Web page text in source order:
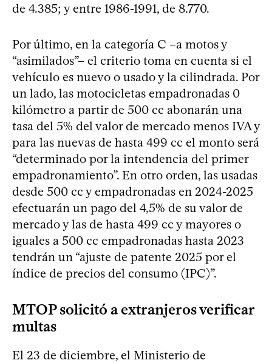
de 4.385; y entre 1986-1991, de 8.770.
Por último, en la categoría C –a motos y
“asimilados”– el criterio toma en cuenta si el
vehículo es nuevo o usado y la cilindrada. Por
un lado, las motocicletas empadronadas 0
kilómetro a partir de 500 cc abonarán una
tasa del 5% del valor de mercado menos IVA y
para las nuevas de hasta 499 cc el monto será
“determinado por la intendencia del primer
empadronamiento”. En otro orden, las usadas
desde 500 cc y empadronadas en 2024-2025
efectuarán un pago del 4,5% de su valor de
mercado y las de hasta 499 cc y mayores o
iguales a 500 cc empadronadas hasta 2023
tendrán un “ajuste de patente 2025 por el
índice de precios del consumo (IPC)”.
MTOP solicitó a extranjeros verificar
multas
El 23 de diciembre, el Ministerio de